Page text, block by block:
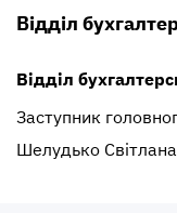
Відділ
Відділ
Заступник
Шелудько